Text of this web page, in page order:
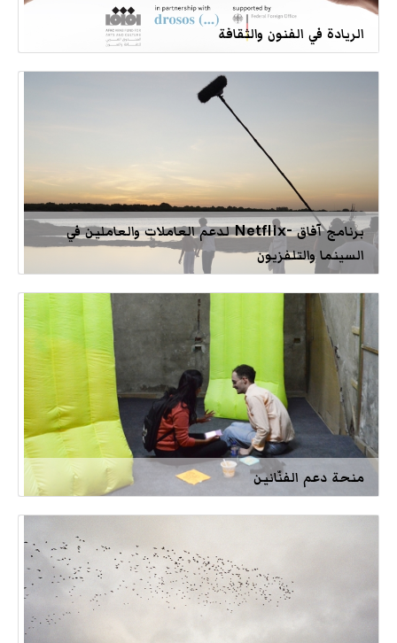
الريادة في الفنون والثقافة
برنامج آفاق -Netflix لدعم العاملات والعاملين في
السينما والتلفزيون
منحة دعم الفنّانين